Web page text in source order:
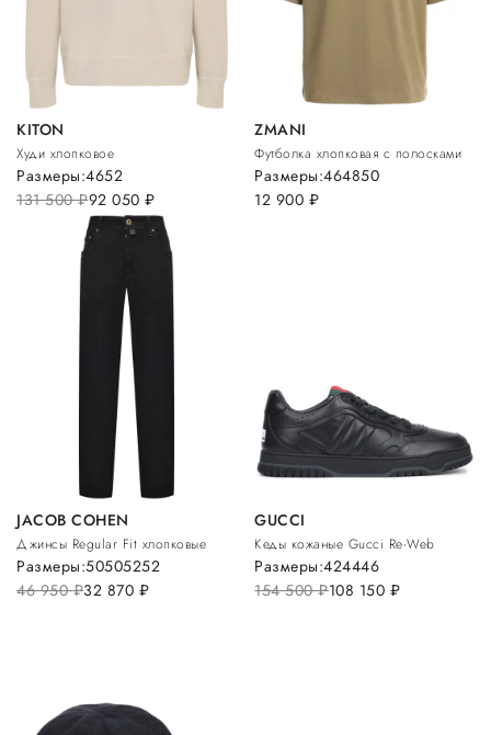
KITON
Худи хлопковое
131 500руб.92 050 руб.
Размеры:4652
ZMANI
Футболка хлопковая с полосками
12 900 руб.
Размеры:464850
JACOB COHEN
Джинсы Regular Fit хлопковые
46 950руб.32 870 руб.
Размеры:50505252
GUCCI
Кеды кожаные Gucci Re-Web
154 500руб.108 150 руб.
Размеры:424446